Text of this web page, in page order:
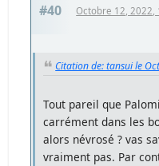
#40 Octobre 12, 2022,
Citation de: tansui le
Tout pareil que
carrément dans les
alors névrosé ? vas
vraiment pas. Par